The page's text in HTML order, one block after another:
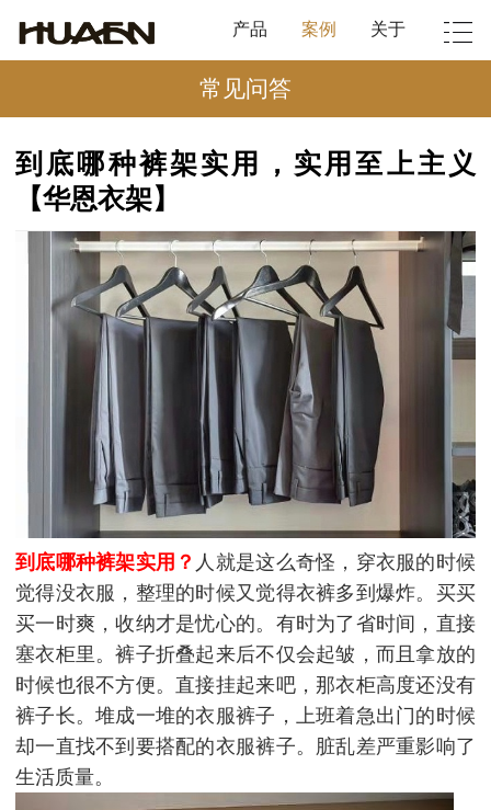
产品 案例 关于
常见问答
到底哪种裤架实用，实用至上主义
【华恩衣架】
到底哪种裤架实用？ 人就是这么奇怪，穿衣服的时候
觉得没衣服，整理的时候又觉得衣裤多到爆炸。买买
买一时爽，收纳才是忧心的。有时为了省时间，直接
塞衣柜里。裤子折叠起来后不仅会起皱，而且拿放的
时候也很不方便。直接挂起来吧，那衣柜高度还没有
裤子长。堆成一堆的衣服裤子，上班着急出门的时候
却一直找不到要搭配的衣服裤子。脏乱差严重影响了
生活质量。